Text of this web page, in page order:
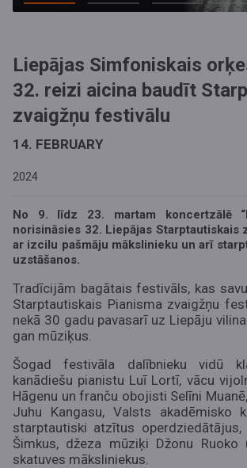
Liepājas Simfoniskais
32. reizi aicina baudīt
zvaigžņu festivālu
14. FEBRUARY
2024
No 9. līdz 23. martam koncertzālē
norisināsies 32. Liepājas Starptautiskais
ar izcilu pašmāju mākslinieku un arī
uzstāšanos.
Tradīcijām bagātais festivāls, kas
Starptautiskais Pianisma zvaigžņu
nekā 30 gadu pavasarī uz Liepāju
gan mūziķus.
Šogad festivāla dalībnieku vidū
kanādiešu pianistu Luī Lortī, vācu
Hāgenu un franču obojisti Selīni
Juhu Kangasu, Valsts akadēmisko
starptautiski atzītus operdziedātājus,
Šimkus, džeza mūziķi Džonu
skatuves māksliniekus.